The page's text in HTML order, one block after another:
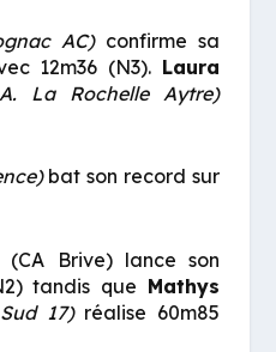
AC)confirme sa
12m36 (N3). Laura
La Rochelle Aytre)
bat son record sur
(CA Brive) lance son
tandis que Mathys
17)réalise 60m85